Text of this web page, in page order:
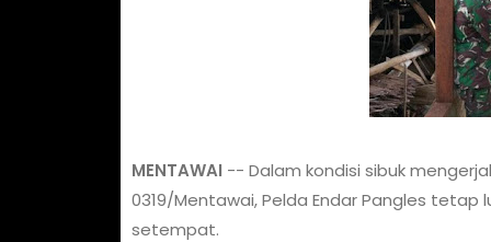
MENTAWAI -- Dalam kondisi sibuk
0319/Mentawai, Pelda Endar Pangles
setempat.